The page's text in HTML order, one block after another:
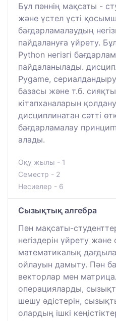
Бұл пәннің мақсаты -
және үстел үсті
бағдарламалаудың
пайдалануға үйрету.
Python негізгі
пайдаланылады.
Pygame,
базасы және т.б. сияқты
кітапханаларын
дисциплинатан сәтті
бағдарламалау
алады.
Оқу жылы - 1
Семестр - 2
Несиелер - 6
Сызықтық алгебра
Пән мақсаты-
негіздерін үйрету
математикалық
ойлауын дамыту. Пән
векторлар мен
операцияларды,
шешу әдістерін,
олардың ішкі